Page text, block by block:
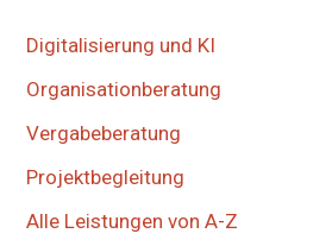
Digitalisierung und KI
Organisationberatung
Vergabeberatung
Projektbegleitung
Alle Leistungen von A-Z